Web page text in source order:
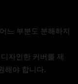
느 부분도 분해하지
자인한 커버를 제
해야 합니다.